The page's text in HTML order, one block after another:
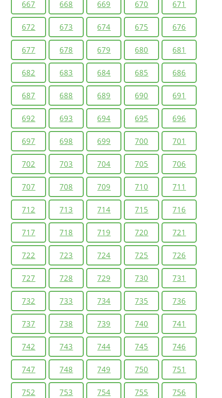
667 668 669 670 671
672 673 674 675 676
677 678 679 680 681
682 683 684 685 686
687 688 689 690 691
692 693 694 695 696
697 698 699 700 701
702 703 704 705 706
707 708 709 710 711
712 713 714 715 716
717 718 719 720 721
722 723 724 725 726
727 728 729 730 731
732 733 734 735 736
737 738 739 740 741
742 743 744 745 746
747 748 749 750 751
752 753 754 755 756